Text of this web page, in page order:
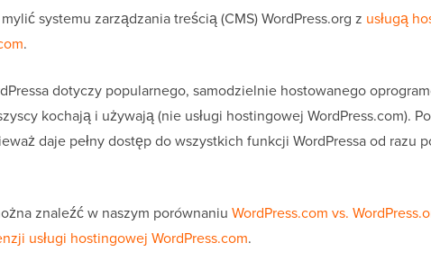
systemu zarządzania treścią (CMS) WordPress.org z usługą
.
dotyczy popularnego, samodzielnie hostowanego
kochają i używają (nie usługi hostingowej WordPress.com).
daje pełny dostęp do wszystkich funkcji WordPressa od razu
znaleźć w naszym porównaniu WordPress.com vs.
usługi hostingowej WordPress.com.